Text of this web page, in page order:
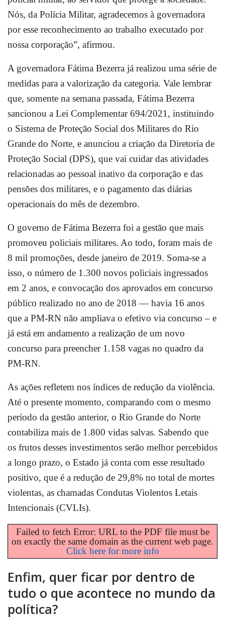
Nós, da Polícia Militar, agradecemos à governadora
por esse reconhecimento ao trabalho executado por
nossa corporação”, afirmou.
A governadora Fátima Bezerra já realizou uma série de
medidas para a valorização da categoria. Vale lembrar
que, somente na semana passada, Fátima Bezerra
sancionou a Lei Complementar 694/2021, instituindo
o Sistema de Proteção Social dos Militares do Rio
Grande do Norte, e anunciou a criação da Diretoria de
Proteção Social (DPS), que vai cuidar das atividades
relacionadas ao pessoal inativo da corporação e das
pensões dos militares, e o pagamento das diárias
operacionais do mês de dezembro.
O governo de Fátima Bezerra foi a gestão que mais
promoveu policiais militares. Ao todo, foram mais de
8 mil promoções, desde janeiro de 2019. Soma-se a
isso, o número de 1.300 novos policiais ingressados
em 2 anos, e convocação dos aprovados em concurso
público realizado no ano de 2018 — havia 16 anos
que a PM-RN não ampliava o efetivo via concurso – e
já está em andamento a realização de um novo
concurso para preencher 1.158 vagas no quadro da
PM-RN.
As ações refletem nos índices de redução da violência.
Até o presente momento, comparando com o mesmo
período da gestão anterior, o Rio Grande do Norte
contabiliza mais de 1.800 vidas salvas. Sabendo que
os frutos desses investimentos serão melhor percebidos
a longo prazo, o Estado já conta com esse resultado
positivo, que é a redução de 29,8% no total de mortes
violentas, as chamadas Condutas Violentos Letais
Intencionais (CVLIs).
Failed to fetch Error: URL to the PDF file must be
on exactly the same domain as the current web page.
Click here for more info
Enfim, quer ficar por dentro de
tudo o que acontece no mundo da
política?